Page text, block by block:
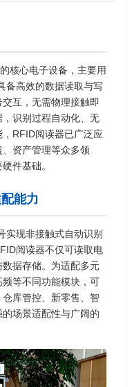
核心电子设备，主要用
备高效的数据读取与写
互，无需物理接触即
识别过程自动化、无
RFID阅读器已广泛应
资产管理等众多领
件基础。
能力
实现非接触式自动识别
阅读器不仅可读取电
据存储。为适配多元
等不同功能模块，可
库管控、新零售、智
场景适配性与广阔的